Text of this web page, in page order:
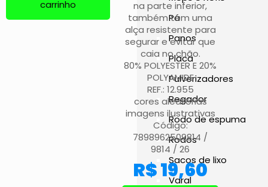
carrinho
na parte inferior,
também tem uma
alça resistente para
segurar e evitar que
caia no chão.
80% POLYESTER E 20%
POLYAMIDE
REF.: 12.955
cores aleatórias
imagens ilustrativas
Código:
7898962509814 /
9814 / 26
R$19,60
Pá
Panos
Placa
Pulverizadores
Regador
Rodo de espuma
Rodos
Sacos de lixo
Varal